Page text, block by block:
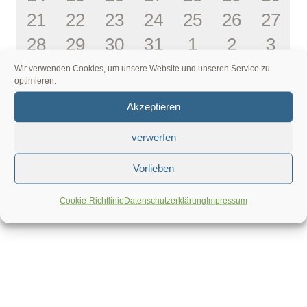
Wir verwenden Cookies, um unsere Website und unseren Service zu
optimieren.
Akzeptieren
verwerfen
Vorlieben
Cookie-RichtlinieDatenschutzerklärungImpressum
Veranstaltungen
Veranstaltung
Veranstaltung
Veranstaltungen
Veranstaltung
1
Veranstaltung
21
1
Veranstaltung
22
1
Veranstaltung
23
1
Veranstaltung
24
1
Veranstaltung
25
1
26
1
27
1
Veranstaltung
28
1
Veranstaltung
29
1
Veranstaltung
30
1
Veranstaltung
31
0
1
1
2
0
3
Juni Dieser Monat Aug.
KALENDER ABONNIEREN